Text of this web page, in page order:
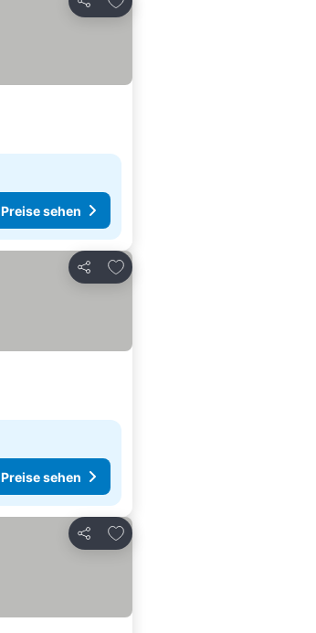
Teilen
Preise sehen
Teilen
Zu Favoriten hinzufügen
Preise sehen
Teilen
Zu Favoriten hinzufügen